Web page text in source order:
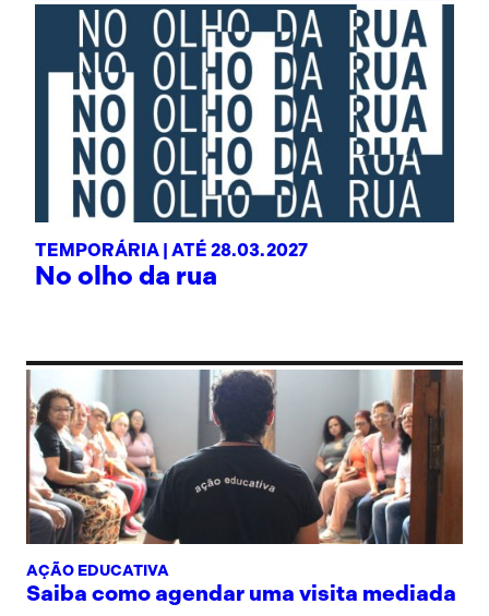
TEMPORÁRIA | ATÉ 28.03.2027
No olho da rua
AÇÃO EDUCATIVA
Saiba como agendar uma visita mediada